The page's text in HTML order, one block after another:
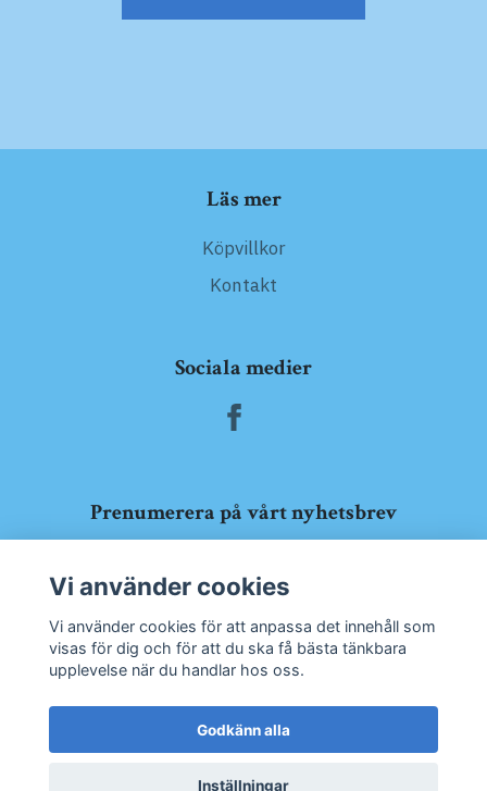
Läs mer
Köpvillkor
Kontakt
Sociala medier
Prenumerera på vårt nyhetsbrev
Vi använder cookies
Vi använder cookies för att anpassa det innehåll som
visas för dig och för att du ska få bästa tänkbara
upplevelse när du handlar hos oss.
Godkänn alla
Inställningar